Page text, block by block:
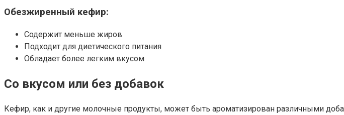
Обезжиренный кефир:
Содержит меньше жиров
Подходит для диетического питания
Обладает более легким вкусом
Со вкусом или без добавок
Кефир, как и другие молочные продукты, может быть ароматизирован различными